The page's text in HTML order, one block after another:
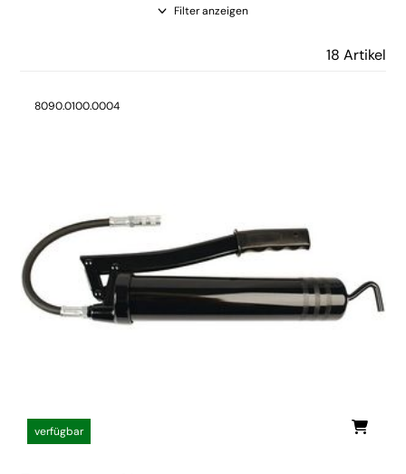
Filter anzeigen
18 Artikel
8090.0100.0004
verfügbar